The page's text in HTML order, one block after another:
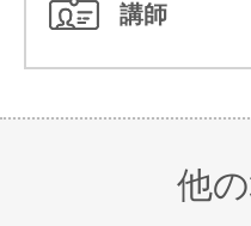
講師
他